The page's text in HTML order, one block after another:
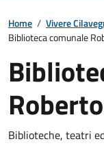
Home / Vivere
Biblioteca comunale
Biblioteche, teatri